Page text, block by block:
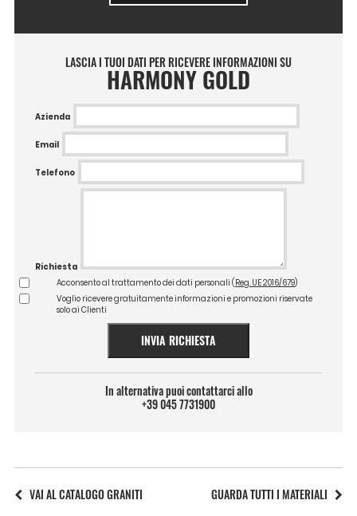
LASCIA I TUOI DATI PER RICEVERE INFORMAZIONI SU
HARMONY GOLD
Azienda
Email
Telefono
Richiesta
Acconsento al trattamento dei dati personali ( Reg. UE 2016/679)
Voglio ricevere gratuitamente informazioni e promozioni riservate
solo ai Clienti
INVIA RICHIESTA
In alternativa puoi contattarci allo
+39 045 7731900
VAI AL CATALOGO GRANITI GUARDA TUTTI I MATERIALI